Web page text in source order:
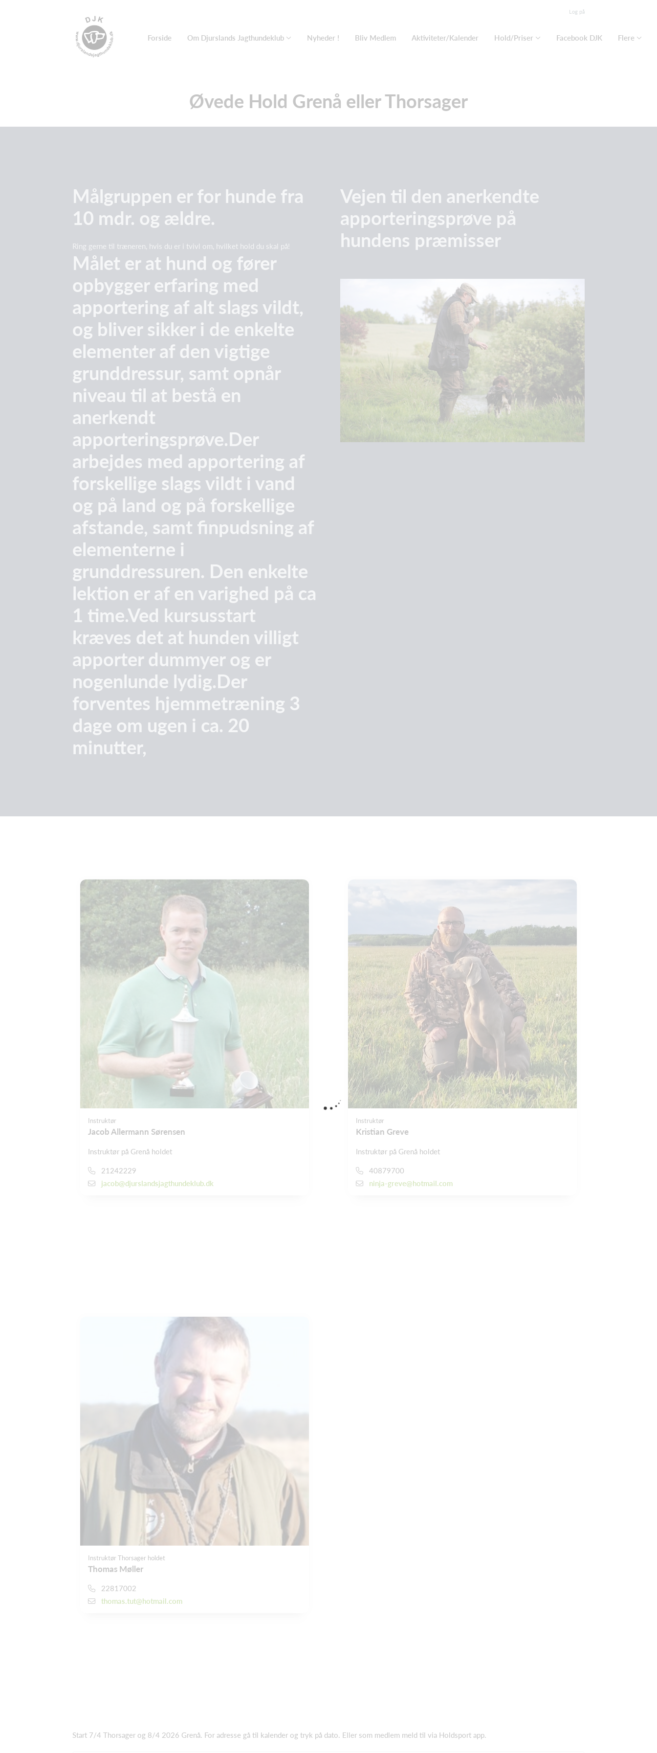
Log på
Forside Om Djurslands Jagthundeklub Nyheder ! Bliv Medlem Aktiviteter/Kalender Hold/Priser Facebook DJK Flere
Øvede Hold Grenå eller Thorsager
Målgruppen er for hunde fra
10 mdr. og ældre.
Ring gerne til træneren, hvis du er i tvivl om, hvilket hold du skal på!
Målet er at hund og fører
opbygger erfaring med
apportering af alt slags vildt,
og bliver sikker i de enkelte
elementer af den vigtige
grunddressur, samt opnår
niveau til at bestå en
anerkendt
apporteringsprøve.Der
arbejdes med apportering af
forskellige slags vildt i vand
og på land og på forskellige
afstande, samt finpudsning af
elementerne i
grunddressuren. Den enkelte
lektion er af en varighed på ca
1 time.Ved kursusstart
kræves det at hunden villigt
apporter dummyer og er
nogenlunde lydig.Der
forventes hjemmetræning 3
dage om ugen i ca. 20
minutter,
Vejen til den anerkendte
apporteringsprøve på
hundens præmisser
Instruktør
Jacob Allermann Sørensen
Instruktør på Grenå holdet
21242229
jacob@djurslandsjagthundeklub.dk
Instruktør
Kristian Greve
Instruktør på Grenå holdet
40879700
ninja-greve@hotmail.com
Instruktør Thorsager holdet
Thomas Møller
22817002
thomas.tut@hotmail.com
Start 7/4 Thorsager og 8/4 2026 Grenå. For adresse gå til kalender og tryk på dato. Eller som medlem meld til via Holdsport app.